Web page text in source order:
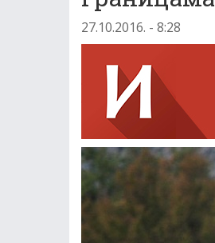
27.10.2016. - 8:28